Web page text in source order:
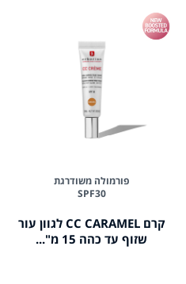
פורמולה משודרגת
SPF30
קרם CC CARAMEL לגוון עור
שזוף עד כהה 15 מ"...